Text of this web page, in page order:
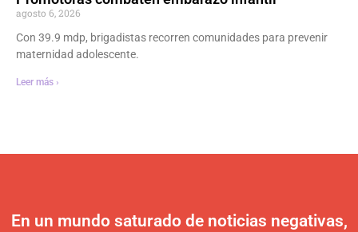
agosto 6, 2026
Con 39.9 mdp, brigadistas recorren comunidades para prevenir
maternidad adolescente.
Leer más ›
En un mundo saturado de noticias negativas,